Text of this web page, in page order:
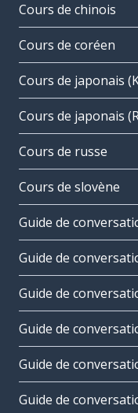
Cours de chinois
Cours de coréen
Cours de japonais
Cours de japonais
Cours de russe
Cours de slovène
Guide de
Guide de
Guide de
Guide de
Guide de
Guide de